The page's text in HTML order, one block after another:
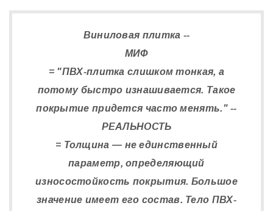
Виниловая плитка --
МИФ
= "ПВХ-плитка слишком тонкая, а
потому быстро изнашивается. Такое
покрытие придется часто менять." --
РЕАЛЬНОСТЬ
= Толщина — не единственный
параметр, определяющий
износостойкость покрытия. Большое
значение имеет его состав. Тело ПВХ-